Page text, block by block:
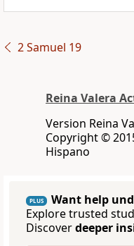
2 Samuel 19
Reina Valera
Version Reina
Copyright ©
Hispano
PLUS
Want help
Explore trusted
Discoverdeeper